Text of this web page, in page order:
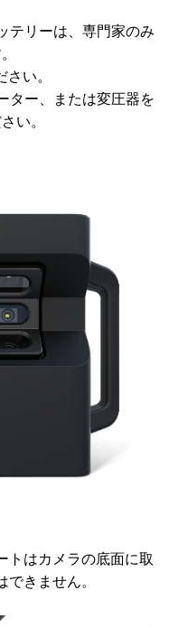
テリーは、専門家のみ
い。
ター、または変圧器を
い。
トはカメラの底面に取
きません。